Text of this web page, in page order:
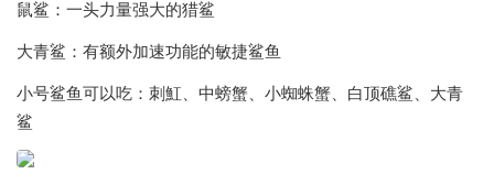
鼠鲨：一头力量强大的猎鲨
大青鲨：有额外加速功能的敏捷鲨鱼
小号鲨鱼可以吃：刺魟、中螃蟹、小蜘蛛蟹、白顶礁鲨、大青
鲨